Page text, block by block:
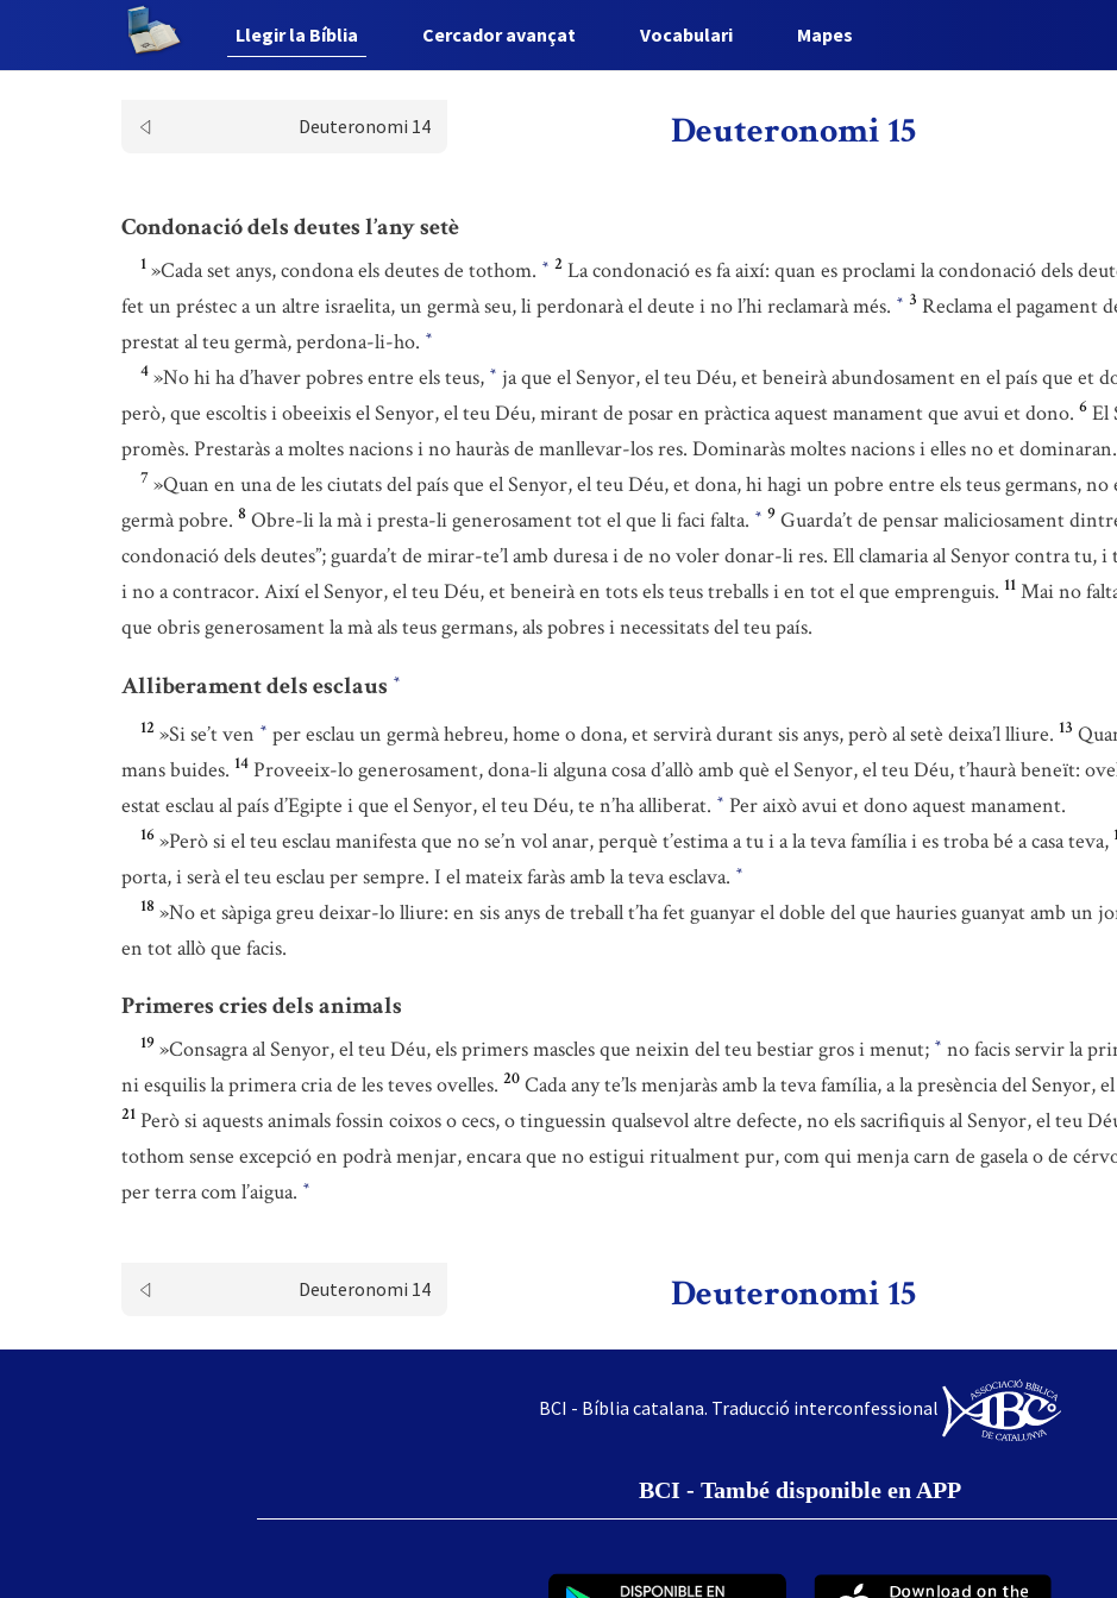
Llegir la Bíblia Cercador avançat Vocabulari Mapes
Deuteronomi 14 Deuteronomi 15
Condonació dels deutes l’any setè
1 »Cada set anys, condona els deutes de tothom. * 2 La condonació es fa així: quan es proclami la condonació dels
fet un préstec a un altre israelita, un germà seu, li perdonarà el deute i no l’hi reclamarà més. * 3 Reclama el pagament
prestat al teu germà, perdona-li-ho. *
4 »No hi ha d’haver pobres entre els teus, * ja que el Senyor, el teu Déu, et beneirà abundosament en el país que et
però, que escoltis i obeeixis el Senyor, el teu Déu, mirant de posar en pràctica aquest manament que avui et dono. 6 El
promès. Prestaràs a moltes nacions i no hauràs de manllevar-los res. Dominaràs moltes nacions i elles no et dominaran.
7 »Quan en una de les ciutats del país que el Senyor, el teu Déu, et dona, hi hagi un pobre entre els teus germans,
germà pobre. 8 Obre-li la mà i presta-li generosament tot el que li faci falta. * 9 Guarda’t de pensar maliciosament dintre
condonació dels deutes”; guarda’t de mirar-te’l amb duresa i de no voler donar-li res. Ell clamaria al Senyor contra tu, i
i no a contracor. Així el Senyor, el teu Déu, et beneirà en tots els teus treballs i en tot el que emprenguis. 11 Mai no
que obris generosament la mà als teus germans, als pobres i necessitats del teu país.
Alliberament dels esclaus *
12 »Si se’t ven * per esclau un germà hebreu, home o dona, et servirà durant sis anys, però al setè deixa’l lliure. 13
mans buides. 14 Proveeix-lo generosament, dona-li alguna cosa d’allò amb què el Senyor, el teu Déu, t’haurà beneït:
estat esclau al país d’Egipte i que el Senyor, el teu Déu, te n’ha alliberat. * Per això avui et dono aquest manament.
16 »Però si el teu esclau manifesta que no se’n vol anar, perquè t’estima a tu i a la teva família i es troba bé a casa teva,
porta, i serà el teu esclau per sempre. I el mateix faràs amb la teva esclava. *
18 »No et sàpiga greu deixar-lo lliure: en sis anys de treball t’ha fet guanyar el doble del que hauries guanyat amb un
en tot allò que facis.
Primeres cries dels animals
19 »Consagra al Senyor, el teu Déu, els primers mascles que neixin del teu bestiar gros i menut; * no facis servir la
ni esquilis la primera cria de les teves ovelles. 20 Cada any te’ls menjaràs amb la teva família, a la presència del Senyor,
21 Però si aquests animals fossin coixos o cecs, o tinguessin qualsevol altre defecte, no els sacrifiquis al Senyor, el teu
tothom sense excepció en podrà menjar, encara que no estigui ritualment pur, com qui menja carn de gasela o de
per terra com l’aigua. *
Deuteronomi 14 Deuteronomi 15
BCI - Bíblia catalana. Traducció interconfessional
BCI - També disponible en APP